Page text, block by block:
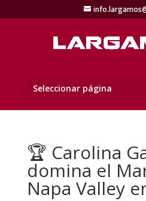
Seleccionar página
🏆 Carolina
domina el
Napa Valley